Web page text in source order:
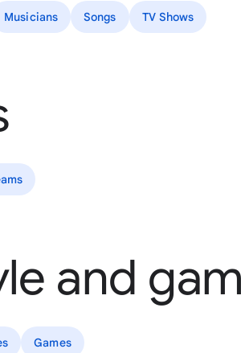
Musicians Songs TV Shows
and
Games